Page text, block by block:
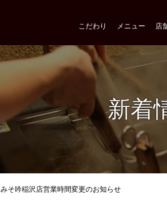
こだわり メニュー 店
新着
みそ吟稲沢店営業時間変更のお知らせ